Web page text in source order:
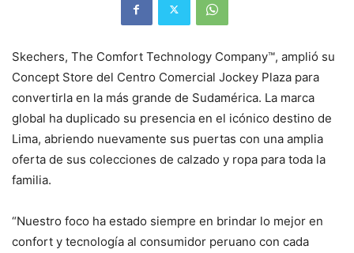
Skechers, The Comfort Technology Company™, amplió su
Concept Store del Centro Comercial Jockey Plaza para
convertirla en la más grande de Sudamérica. La marca
global ha duplicado su presencia en el icónico destino de
Lima, abriendo nuevamente sus puertas con una amplia
oferta de sus colecciones de calzado y ropa para toda la
familia.
“Nuestro foco ha estado siempre en brindar lo mejor en
confort y tecnología al consumidor peruano con cada